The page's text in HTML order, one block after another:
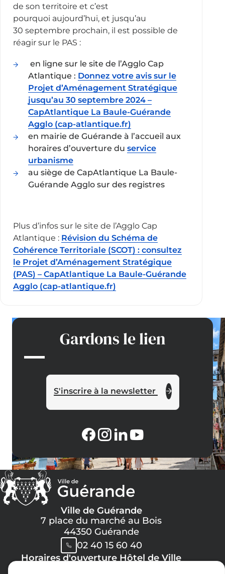
de son territoire et c’est
pourquoi aujourd’hui, et jusqu’au
30 septembre prochain, il est possible de
réagir sur le PAS :
en ligne sur le site de l’Agglo Cap
Atlantique : Donnez votre avis sur le
Projet d’Aménagement Stratégique
jusqu’au 30 septembre 2024 –
CapAtlantique La Baule-Guérande
Agglo (cap-atlantique.fr)
en mairie de Guérande à l’accueil aux
horaires d’ouverture du service
urbanisme
au siège de CapAtlantique La Baule-
Guérande Agglo sur des registres
Plus d’infos sur le site de l’Agglo Cap
Atlantique : Révision du Schéma de
Cohérence Territoriale (SCOT) : consultez
le Projet d’Aménagement Stratégique
(PAS) – CapAtlantique La Baule-Guérande
Agglo (cap-atlantique.fr)
Gardons le lien
S'inscrire à la newsletter
Ville de Guérande
7 place du marché au Bois
44350 Guérande
02 40 15 60 40
Horaires d'ouverture Hôtel de Ville